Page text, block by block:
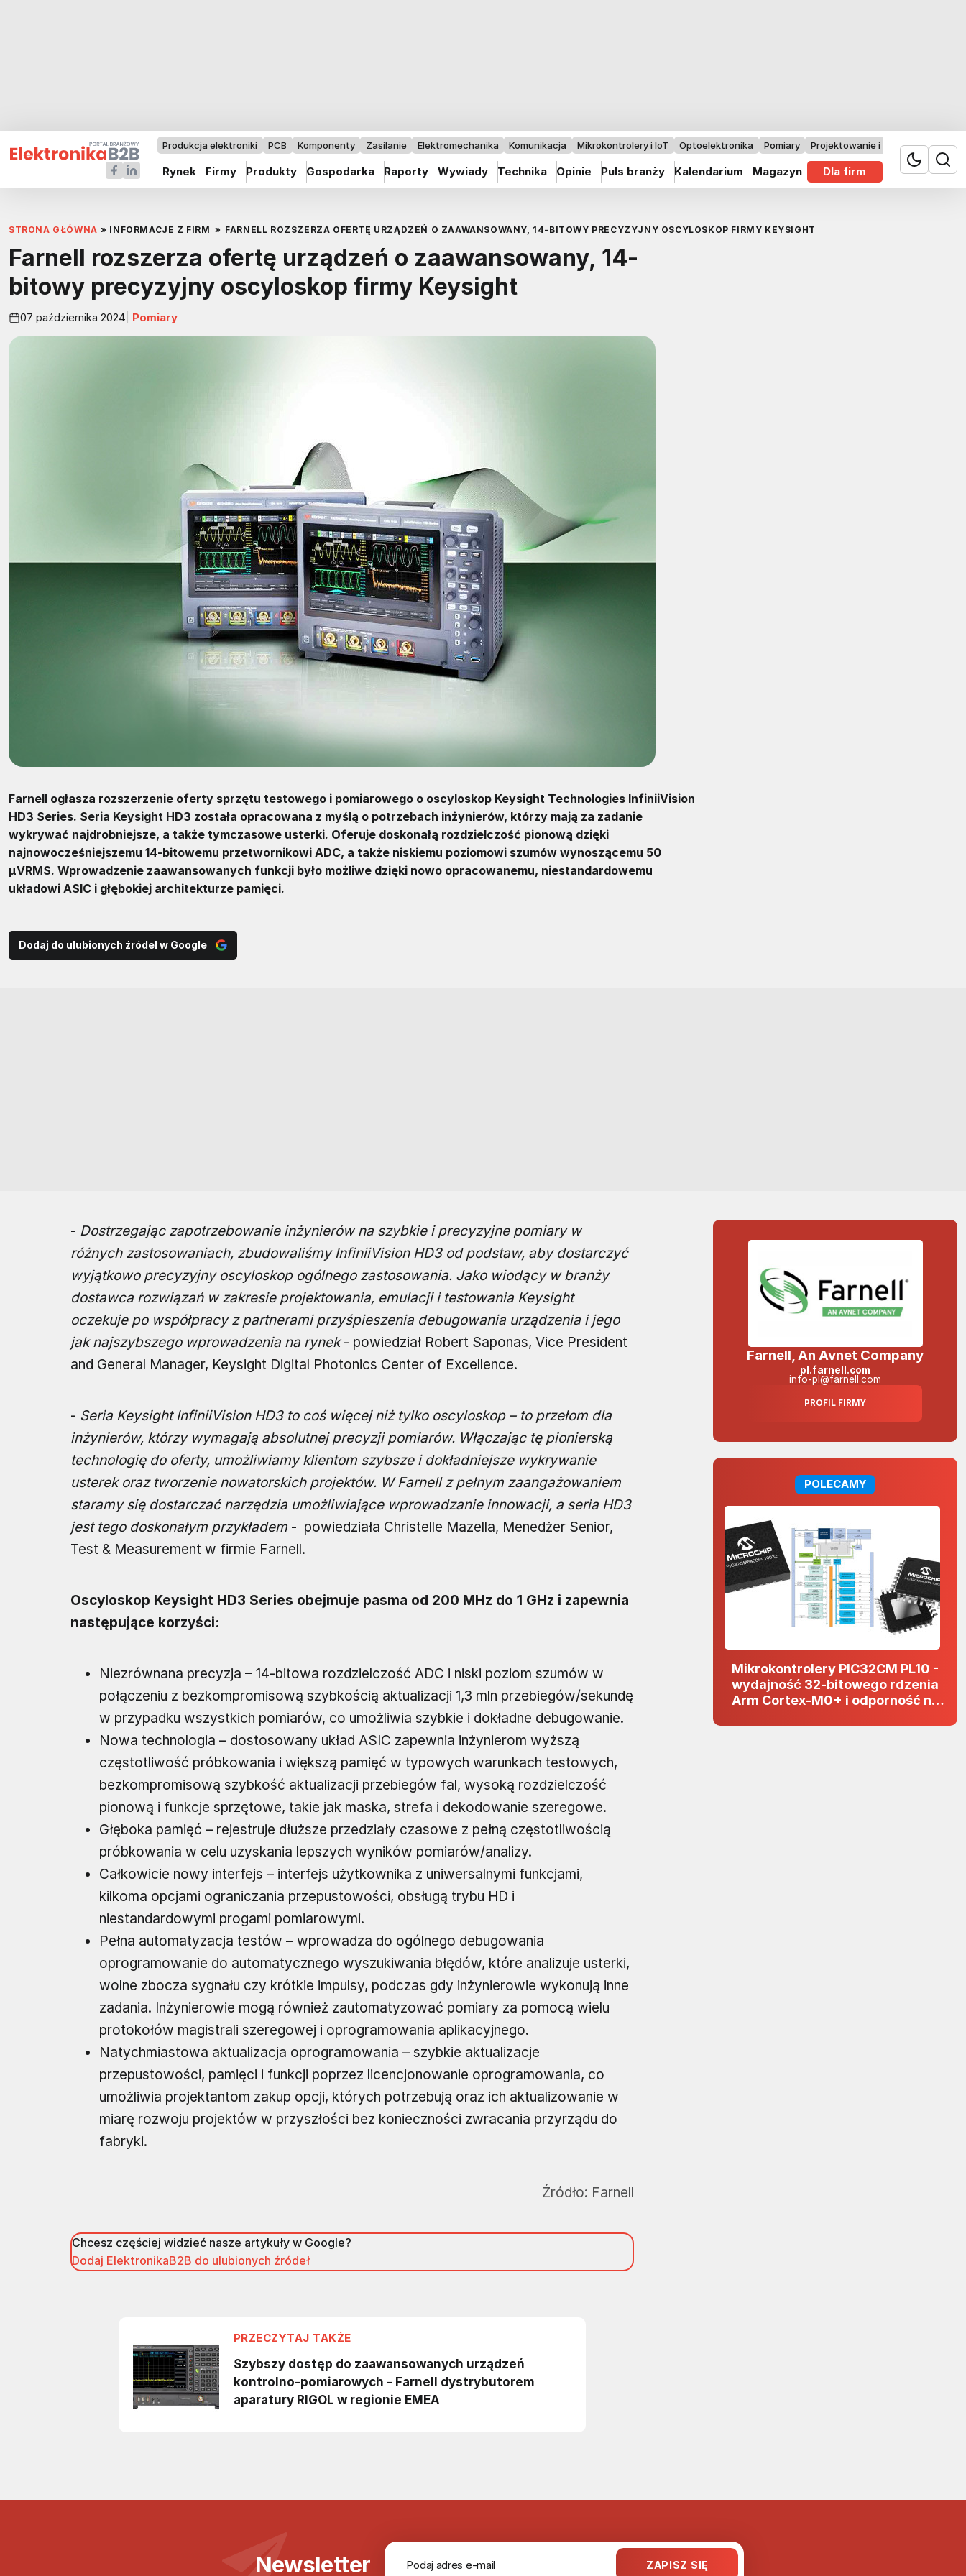
Produkcja elektroniki PCB Komponenty Zasilanie Elektromechanika Komunikacja Mikrokontrolery i IoT Optoelektronika Pomiary Projektowanie i badania
Rynek Firmy Produkty Gospodarka Raporty Wywiady Technika Opinie Puls branży Kalendarium Magazyn Dla firm
STRONA GŁÓWNA » INFORMACJE Z FIRM » FARNELL ROZSZERZA OFERTĘ URZĄDZEŃ O ZAAWANSOWANY, 14-BITOWY PRECYZYJNY OSCYLOSKOP FIRMY KEYSIGHT
Farnell rozszerza ofertę urządzeń o zaawansowany, 14-
bitowy precyzyjny oscyloskop firmy Keysight
07 października 2024 Pomiary
Farnell ogłasza rozszerzenie oferty sprzętu testowego i pomiarowego o oscyloskop Keysight Technologies InfiniiVision
HD3 Series. Seria Keysight HD3 została opracowana z myślą o potrzebach inżynierów, którzy mają za zadanie
wykrywać najdrobniejsze, a także tymczasowe usterki. Oferuje doskonałą rozdzielczość pionową dzięki
najnowocześniejszemu 14-bitowemu przetwornikowi ADC, a także niskiemu poziomowi szumów wynoszącemu 50
µVRMS. Wprowadzenie zaawansowanych funkcji było możliwe dzięki nowo opracowanemu, niestandardowemu
układowi ASIC i głębokiej architekturze pamięci.
Dodaj do ulubionych źródeł w Google
- Dostrzegając zapotrzebowanie inżynierów na szybkie i precyzyjne pomiary w
różnych zastosowaniach, zbudowaliśmy InfiniiVision HD3 od podstaw, aby dostarczyć
wyjątkowo precyzyjny oscyloskop ogólnego zastosowania. Jako wiodący w branży
dostawca rozwiązań w zakresie projektowania, emulacji i testowania Keysight
oczekuje po współpracy z partnerami przyśpieszenia debugowania urządzenia i jego
jak najszybszego wprowadzenia na rynek- powiedział Robert Saponas, Vice President
and General Manager, Keysight Digital Photonics Center of Excellence.
- Seria Keysight InfiniiVision HD3 to coś więcej niż tylko oscyloskop – to przełom dla
inżynierów, którzy wymagają absolutnej precyzji pomiarów. Włączając tę pionierską
technologię do oferty, umożliwiamy klientom szybsze i dokładniejsze wykrywanie
usterek oraz tworzenie nowatorskich projektów. W Farnell z pełnym zaangażowaniem
staramy się dostarczać narzędzia umożliwiające wprowadzanie innowacji, a seria HD3
jest tego doskonałym przykładem - powiedziała Christelle Mazella, Menedżer Senior,
Test & Measurement w firmie Farnell.
Oscyloskop Keysight HD3 Series obejmuje pasma od 200 MHz do 1 GHz i zapewnia
następujące korzyści:
Niezrównana precyzja – 14-bitowa rozdzielczość ADC i niski poziom szumów w
połączeniu z bezkompromisową szybkością aktualizacji 1,3 mln przebiegów/sekundę
w przypadku wszystkich pomiarów, co umożliwia szybkie i dokładne debugowanie.
Nowa technologia – dostosowany układ ASIC zapewnia inżynierom wyższą
częstotliwość próbkowania i większą pamięć w typowych warunkach testowych,
bezkompromisową szybkość aktualizacji przebiegów fal, wysoką rozdzielczość
pionową i funkcje sprzętowe, takie jak maska, strefa i dekodowanie szeregowe.
Głęboka pamięć – rejestruje dłuższe przedziały czasowe z pełną częstotliwością
próbkowania w celu uzyskania lepszych wyników pomiarów/analizy.
Całkowicie nowy interfejs – interfejs użytkownika z uniwersalnymi funkcjami,
kilkoma opcjami ograniczania przepustowości, obsługą trybu HD i
niestandardowymi progami pomiarowymi.
Pełna automatyzacja testów – wprowadza do ogólnego debugowania
oprogramowanie do automatycznego wyszukiwania błędów, które analizuje usterki,
wolne zbocza sygnału czy krótkie impulsy, podczas gdy inżynierowie wykonują inne
zadania. Inżynierowie mogą również zautomatyzować pomiary za pomocą wielu
protokołów magistrali szeregowej i oprogramowania aplikacyjnego.
Natychmiastowa aktualizacja oprogramowania – szybkie aktualizacje
przepustowości, pamięci i funkcji poprzez licencjonowanie oprogramowania, co
umożliwia projektantom zakup opcji, których potrzebują oraz ich aktualizowanie w
miarę rozwoju projektów w przyszłości bez konieczności zwracania przyrządu do
fabryki.
Źródło: Farnell
Chcesz częściej widzieć nasze artykuły w Google?
Dodaj ElektronikaB2B do ulubionych źródeł
Farnell, An Avnet Company
pl.farnell.com
info-pl@farnell.com
PROFIL FIRMY
POLECAMY
Mikrokontrolery PIC32CM PL10 -
wydajność 32-bitowego rdzenia
Arm Cortex-M0+ i odporność na
Newsletter